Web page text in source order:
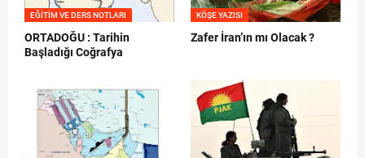
EĞITIM VE DERS NOTLARI
ORTADOĞU : Tarihin
Başladığı Coğrafya
KÖŞE YAZISI
Zafer İran’ın mı Olacak ?